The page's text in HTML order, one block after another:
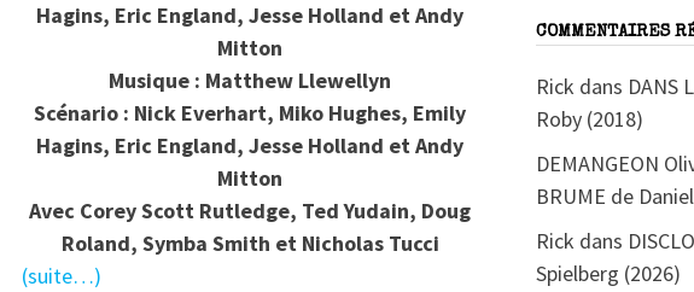
Hagins, Eric England, Jesse Holland et Andy
Mitton
Musique : Matthew Llewellyn
Scénario : Nick Everhart, Miko Hughes, Emily
Hagins, Eric England, Jesse Holland et Andy
Mitton
Avec Corey Scott Rutledge, Ted Yudain, Doug
Roland, Symba Smith et Nicholas Tucci
(suite…)
COMMENTAIRES
Rick dans DANS
Roby (2018)
DEMANGEON
BRUME de
Rick dans
Spielberg (2026)